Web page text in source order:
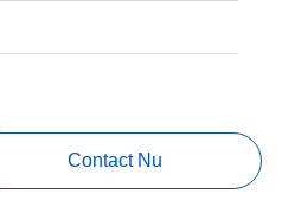
Contact Nu